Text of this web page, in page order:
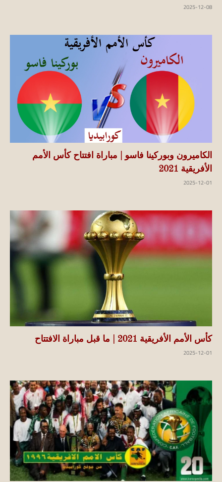
2025-12-08
الكاميرون وبوركينا فاسو | مباراة افتتاح كأس الأمم
الأفريقية 2021
2025-12-01
كأس الأمم الأفريقية 2021 | ما قبل مباراة الافتتاح
2025-12-01